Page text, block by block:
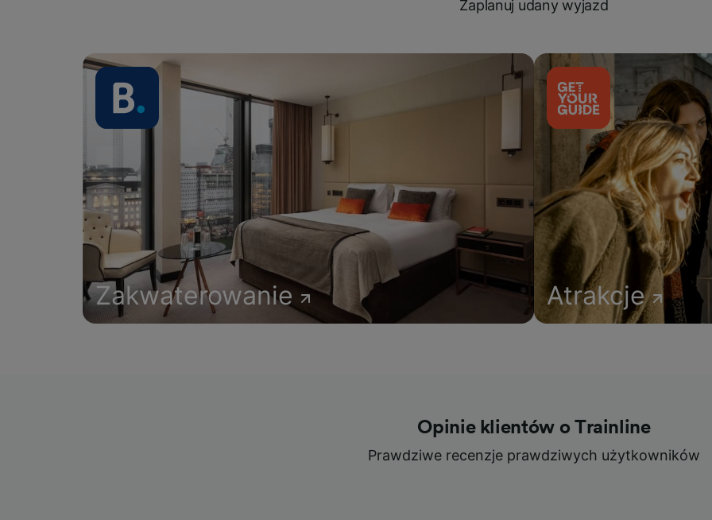
Zaplanuj udany wyjazd
Zakwaterowanie Atrakcje
Opinie klientów o Trainline
Prawdziwe recenzje prawdziwych użytkowników